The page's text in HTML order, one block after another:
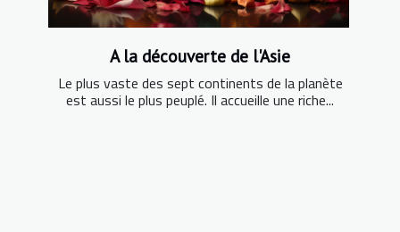
A la découverte de l'Asie
Le plus vaste des sept continents de la planète
est aussi le plus peuplé. Il accueille une riche...